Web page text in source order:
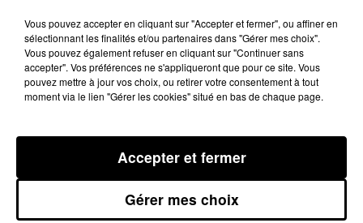
8 mars 2024 - 4 min 41 sec
LES INFOS DU GERS DU 08/03/2024 À 17H00
Vous pouvez accepter en cliquant sur "Accepter et fermer", ou affiner en
sélectionnant les finalités et/ou partenaires dans "Gérer mes choix".
Vous pouvez également refuser en cliquant sur "Continuer sans
accepter". Vos préférences ne s'appliqueront que pour ce site. Vous
pouvez mettre à jour vos choix, ou retirer votre consentement à tout
moment via le lien "Gérer les cookies" situé en bas de chaque page.
Gérer mes choix
Accepter et fermer